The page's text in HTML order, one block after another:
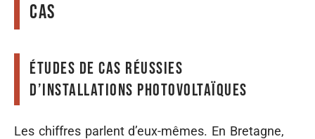
cas
Études de cas réussies
d’installations photovoltaïques
Les chiffres parlent d’eux-mêmes. En Bretagne,